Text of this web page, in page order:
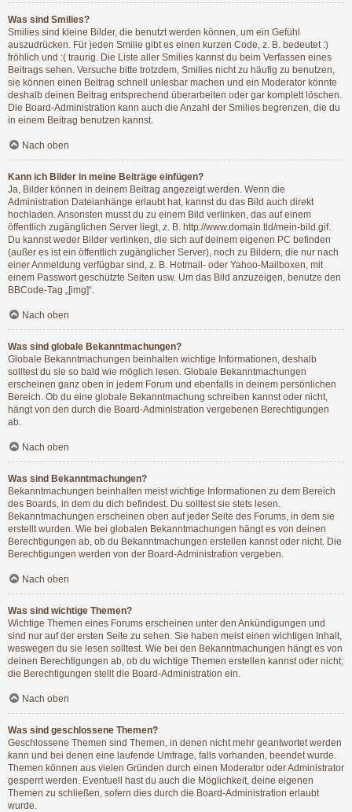
Was sind Smilies?
Smilies sind kleine Bilder, die benutzt werden können, um ein Gefühl
auszudrücken. Für jeden Smilie gibt es einen kurzen Code, z. B. bedeutet :)
fröhlich und :( traurig. Die Liste aller Smilies kannst du beim Verfassen eines
Beitrags sehen. Versuche bitte trotzdem, Smilies nicht zu häufig zu benutzen,
sie können einen Beitrag schnell unlesbar machen und ein Moderator könnte
deshalb deinen Beitrag entsprechend überarbeiten oder gar komplett löschen.
Die Board-Administration kann auch die Anzahl der Smilies begrenzen, die du
in einem Beitrag benutzen kannst.
Nach oben
Kann ich Bilder in meine Beiträge einfügen?
Ja, Bilder können in deinem Beitrag angezeigt werden. Wenn die
Administration Dateianhänge erlaubt hat, kannst du das Bild auch direkt
hochladen. Ansonsten musst du zu einem Bild verlinken, das auf einem
öffentlich zugänglichen Server liegt, z. B. http://www.domain.tld/mein-bild.gif.
Du kannst weder Bilder verlinken, die sich auf deinem eigenen PC befinden
(außer es ist ein öffentlich zugänglicher Server), noch zu Bildern, die nur nach
einer Anmeldung verfügbar sind, z. B. Hotmail- oder Yahoo-Mailboxen, mit
einem Passwort geschützte Seiten usw. Um das Bild anzuzeigen, benutze den
BBCode-Tag „[img]“.
Nach oben
Was sind globale Bekanntmachungen?
Globale Bekanntmachungen beinhalten wichtige Informationen, deshalb
solltest du sie so bald wie möglich lesen. Globale Bekanntmachungen
erscheinen ganz oben in jedem Forum und ebenfalls in deinem persönlichen
Bereich. Ob du eine globale Bekanntmachung schreiben kannst oder nicht,
hängt von den durch die Board-Administration vergebenen Berechtigungen
ab.
Nach oben
Was sind Bekanntmachungen?
Bekanntmachungen beinhalten meist wichtige Informationen zu dem Bereich
des Boards, in dem du dich befindest. Du solltest sie stets lesen.
Bekanntmachungen erscheinen oben auf jeder Seite des Forums, in dem sie
erstellt wurden. Wie bei globalen Bekanntmachungen hängt es von deinen
Berechtigungen ab, ob du Bekanntmachungen erstellen kannst oder nicht. Die
Berechtigungen werden von der Board-Administration vergeben.
Nach oben
Was sind wichtige Themen?
Wichtige Themen eines Forums erscheinen unter den Ankündigungen und
sind nur auf der ersten Seite zu sehen. Sie haben meist einen wichtigen Inhalt,
weswegen du sie lesen solltest. Wie bei den Bekanntmachungen hängt es von
deinen Berechtigungen ab, ob du wichtige Themen erstellen kannst oder nicht;
die Berechtigungen stellt die Board-Administration ein.
Nach oben
Was sind geschlossene Themen?
Geschlossene Themen sind Themen, in denen nicht mehr geantwortet werden
kann und bei denen eine laufende Umfrage, falls vorhanden, beendet wurde.
Themen können aus vielen Gründen durch einen Moderator oder Administrator
gesperrt werden. Eventuell hast du auch die Möglichkeit, deine eigenen
Themen zu schließen, sofern dies durch die Board-Administration erlaubt
wurde.